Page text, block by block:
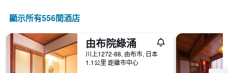
示
去
三
級
分
類
的
飯
況。
圖
表
有
顯示所有556間酒店
由布院綠涌
川上1272-88, 由布市, 日本
1.1公里 距離市中心